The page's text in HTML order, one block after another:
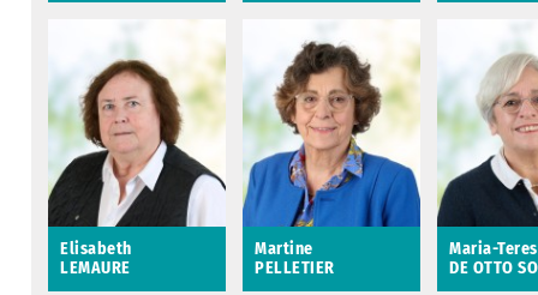
Conseillère
municipale déléguée
à la concertation
citoyenne
Saint-Avertin
Conseiller municipal
délégué aux relations
extérieures
Saint-Avertin
Conseillère
municipale
à
des
artisans et
commerces
Elisabeth
LEMAURE
Martine
PELLETIER
Maria-
DE OTTO